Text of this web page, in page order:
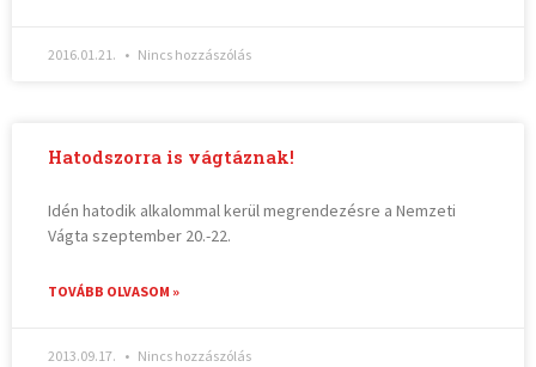
2016.01.21. Nincs hozzászólás
Hatodszorra is vágtáznak!
Idén hatodik alkalommal kerül megrendezésre a Nemzeti
Vágta szeptember 20.-22.
TOVÁBB OLVASOM »
2013.09.17. Nincs hozzászólás